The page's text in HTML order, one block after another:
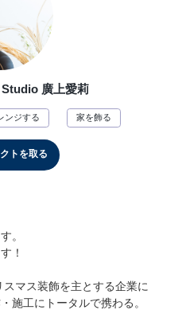
廣上愛莉
ンジする 家を飾る
トを取る
。
！
マス装飾を主とする企業に
施工にトータルで携わる。